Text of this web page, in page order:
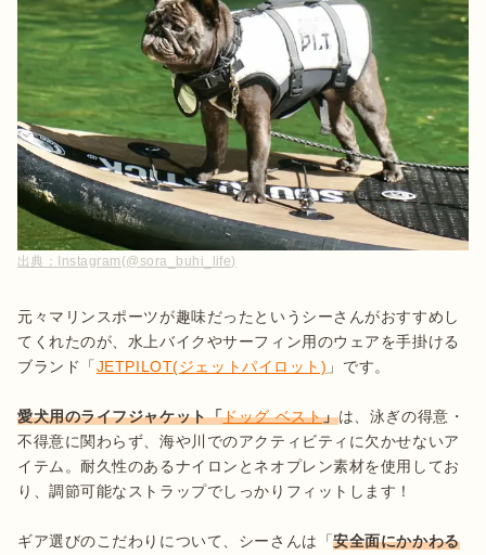
出典： Instagram(@sora_buhi_life)
元々マリンスポーツが趣味だったというシーさんがおすすめし
てくれたのが、水上バイクやサーフィン用のウェアを手掛ける
ブランド「JETPILOT(ジェットパイロット) 」です。
愛犬用のライフジャケット「ドッグ ベスト」は、泳ぎの得意・
不得意に関わらず、海や川でのアクティビティに欠かせないア
イテム。耐久性のあるナイロンとネオプレン素材を使用してお
り、調節可能なストラップでしっかりフィットします！
ギア選びのこだわりについて、シーさんは「安全面にかかわる